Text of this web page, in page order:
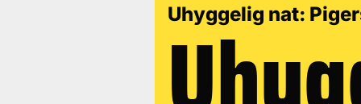
Uhyggelig nat: